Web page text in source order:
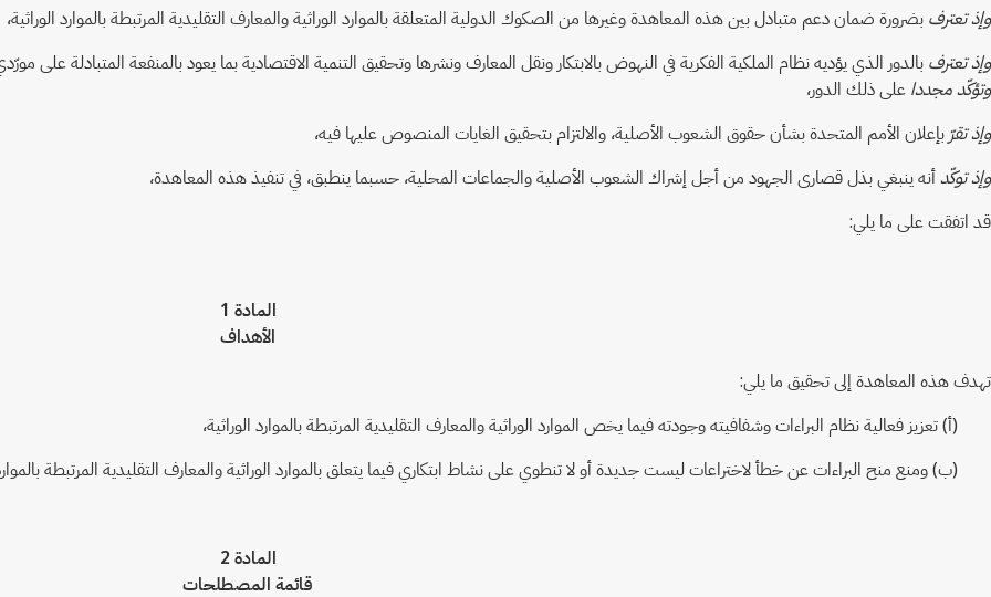
وإذ تعترف بضرورة ضمان دعم متبادل بين هذه المعاهدة وغيرها من الصكوك الدولية المتعلقة بالموارد الوراثية والمعارف التقليدية المرتبطة بالموارد الوراثية،
وإذ تعترف بالدور الذي يؤديه نظام الملكية الفكرية في النهوض بالابتكار ونقل المعارف ونشرها وتحقيق التنمية الاقتصادية بما يعود بالمنفعة المتبادلة على
وتؤكّد مجددا على ذلك الدور،
وإذ تقرّ بإعلان الأمم المتحدة بشأن حقوق الشعوب الأصلية، والالتزام بتحقيق الغايات المنصوص عليها فيه،
وإذ توكّدأنه ينبغي بذل قصارى الجهود من أجل إشراك الشعوب الأصلية والجماعات المحلية، حسبما ينطبق، في تنفيذ هذه المعاهدة،
قد اتفقت على ما يلي:
المادة 1
الأهداف
تهدف هذه المعاهدة إلى تحقيق ما يلي:
(أ) تعزيز فعالية نظام البراءات وشفافيته وجودته فيما يخص الموارد الوراثية والمعارف التقليدية المرتبطة بالموارد الوراثية،
(ب) ومنع منح البراءات عن خطأ لاختراعات ليست جديدة أو لا تنطوي على نشاط ابتكاري فيما يتعلق بالموارد الوراثية والمعارف التقليدية المرتبطة بالموارد
المادة 2
قائمة المصطلحات